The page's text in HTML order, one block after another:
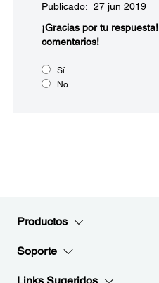
Publicado: 27 jun 2019
¡Gracias por tu respuesta!
comentarios!
Sí
No
Productos
Soporte